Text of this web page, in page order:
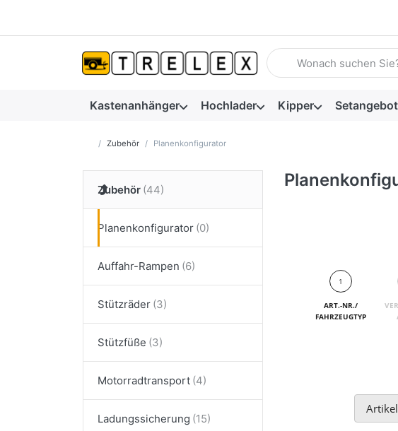
Geben Sie einen
Kastenanhänger Hochlader Kipper
Startseite
Zubehör Planenkonfigurator
Zubehör
Planenkonfigurator
Auffahr-Rampen
Stützräder
Stützfüße
Motorradtransport
Ladungssicherung